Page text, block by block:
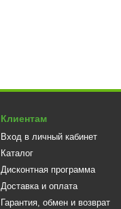
Клиентам
Вход в личный кабинет
Каталог
Дисконтная программа
Доставка и оплата
Гарантия, обмен и возврат